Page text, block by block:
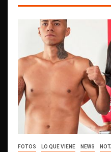
FOTOS LO QUE VIENE NEWS